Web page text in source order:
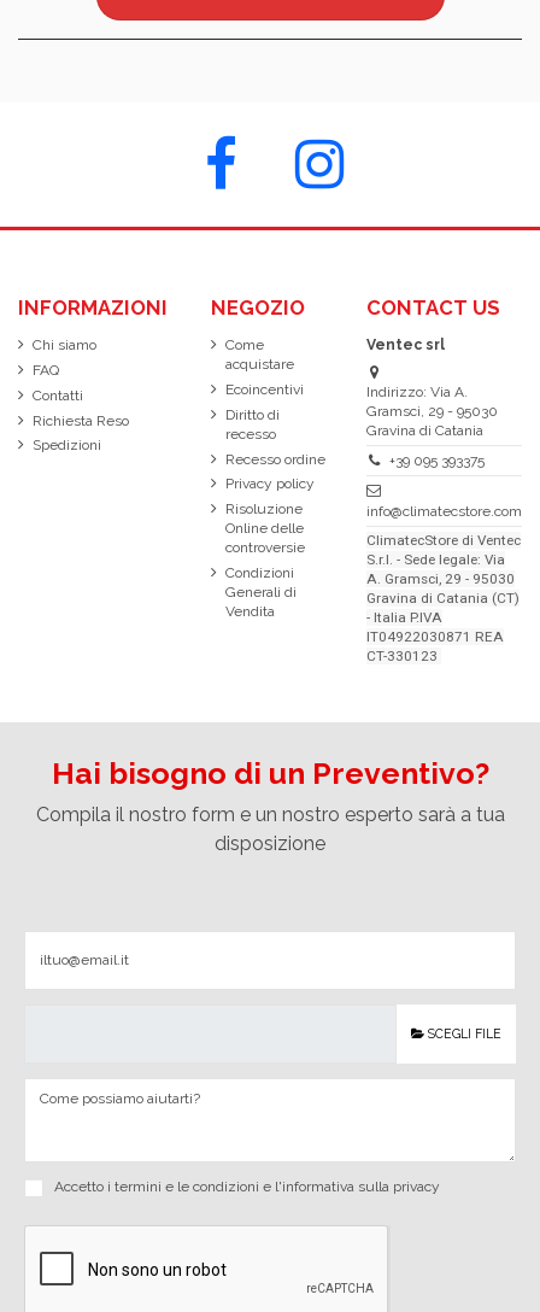
INFORMAZIONI
Chi siamo
FAQ
Contatti
Richiesta Reso
Spedizioni
NEGOZIO
Come
acquistare
Ecoincentivi
Diritto di
recesso
Recesso ordine
Privacy policy
Risoluzione
Online delle
controversie
Condizioni
Generali di
Vendita
CONTACT US
Ventec srl
Indirizzo: Via A.
Gramsci, 29 - 95030
Gravina di Catania
+39 095 393375
info@climatecstore.com
ClimatecStore di Ventec
S.r.l. - Sede legale: Via
A. Gramsci, 29 - 95030
Gravina di Catania (CT)
- Italia P.IVA
IT04922030871 REA
CT-330123
Hai bisogno di un Preventivo?
Compila il nostro form e un nostro esperto sarà a tua
disposizione
SCEGLI FILE
Accetto i termini e le condizioni e l'informativa sulla privacy